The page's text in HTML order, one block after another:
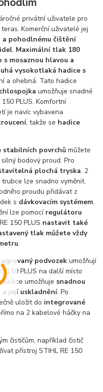
privátní uživatele pro
Komerční uživatelé jej
a pohodlnému čištění
. Maximální tlak 180
mosaznou hlavou a
vysokotlaká hadice s
a ohebná. Tato hadice
umožňuje snadné
PLUS. Komfortní
je navíc vybavena
, takže se hadice
stabilních povrchů můžete
bodový proud. Pro
plochá tryska. 2
lze snadno vyměnit.
proudu přidávat z
s dávkovacím systémem.
lze pomocí regulátoru
150 PLUS nastavit také
tlak můžete vždy
.
podvozek umožňují
150 PLUS na další místo
umožňuje snadnou
její uskladnění. Po
uložit do integrované
na 2 kabelové háčky na
čističům, například čistič
přístroj STIHL RE 150